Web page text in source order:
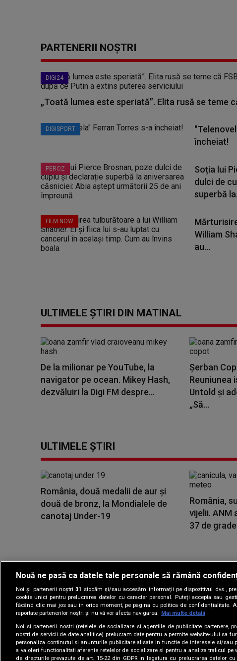
PARTENERII NOȘTRI
DIGI24
„Toată lumea este speriată”. Elita rusă se teme
DIGISPORT
încheiat!
PEROZ
Soția lui
dulci de
superbă
FILM NOW
William
au...
ULTIMELE ȘTIRI DIN MATINAL
De la milionar pe YouTube, la
navigator pe ocean. Mikey Hash,
dezvăluiri la Digi FM despre...
Șerban
Reuniunea
Untold și
„Să...
ULTIMELE ȘTIRI
România, două medalii de aur și
două de bronz, la Mondialele de
canotaj Under-19
România,
vijelii. ANM
37 de
Gestionați preferințele
Nouă ne pasă ca datele tale personale să rămână
Noi și partenerii noștri31 stocăm și/sau accesăm informații pe dispozitivul dvs.,
cookie unici pentru prelucrarea datelor cu caracter personal. Puteți accepta sau
făcând clic mai jos sau în orice moment, pe pagina cu politica de confidențialitate.
raportate partenerilor noștri și nu vă vor afecta navigarea. Mai multe detalii
Noi si partenerii nostri (retelele de socializare si agentiile de publicitate partenere,
nostri de servicii de date analitice) prelucram date pentru a permite website-ului sa
personaliza continutul si anunturile publicitare afisate in functie de interesele si/sau
a va oferi functionalitati aferente retelelor de socializare si pentru a analiza traficul pe
de drepturile prevazute de art. 15-22 din GDPR in legatura cu prelucrarea datelor cu